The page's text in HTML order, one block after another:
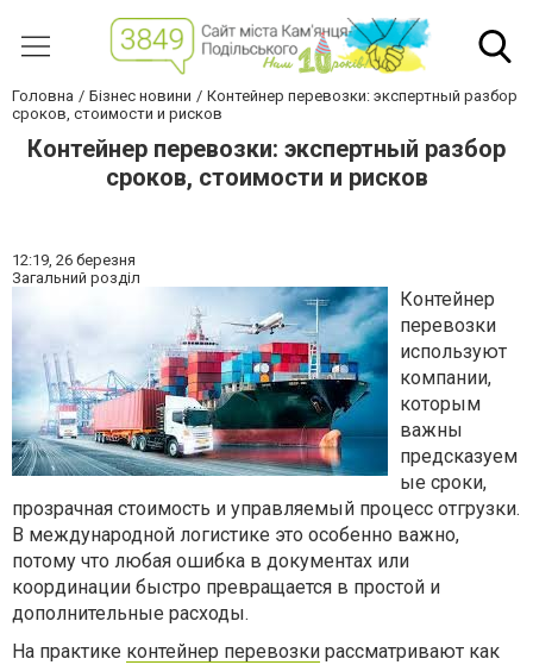
Головна Бізнес новини
Контейнер перевозки: экспертный разбор
сроков, стоимости и рисков
Контейнер перевозки: экспертный разбор
сроков, стоимости и рисков
12:19, 26 березня
Загальний розділ
Контейнер
перевозки
используют
компании,
которым
важны
предсказуем
ые сроки,
прозрачная стоимость и управляемый процесс отгрузки.
В международной логистике это особенно важно,
потому что любая ошибка в документах или
координации быстро превращается в простой и
дополнительные расходы.
На практике контейнер перевозки рассматривают как